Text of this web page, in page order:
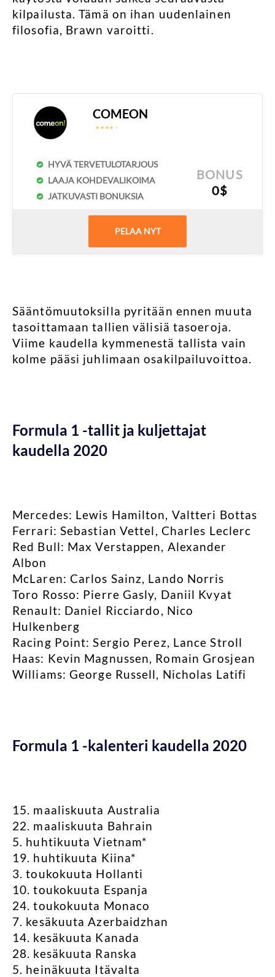
kilpailusta. Tämä on ihan uudenlainen
filosofia, Brawn varoitti.
COMEON
☆ ☆ ☆ ☆ ☆
☆ ☆ ☆ ☆ ☆
HYVÄ TERVETULOTARJOUS
LAAJA KOHDEVALIKOIMA
JATKUVASTI BONUKSIA
BONUS
0$
PELAA NYT
Sääntömuutoksilla pyritään ennen muuta
tasoittamaan tallien välisiä tasoeroja.
Viime kaudella kymmenestä tallista vain
kolme pääsi juhlimaan osakilpailuvoittoa.
Formula 1 -tallit ja kuljettajat
kaudella 2020
Mercedes: Lewis Hamilton, Valtteri Bottas
Ferrari: Sebastian Vettel, Charles Leclerc
Red Bull: Max Verstappen, Alexander
Albon
McLaren: Carlos Sainz, Lando Norris
Toro Rosso: Pierre Gasly, Daniil Kvyat
Renault: Daniel Ricciardo, Nico
Hulkenberg
Racing Point: Sergio Perez, Lance Stroll
Haas: Kevin Magnussen, Romain Grosjean
Williams: George Russell, Nicholas Latifi
Formula 1 -kalenteri kaudella 2020
15. maaliskuuta Australia
22. maaliskuuta Bahrain
5. huhtikuuta Vietnam*
19. huhtikuuta Kiina*
3. toukokuuta Hollanti
10. toukokuuta Espanja
24. toukokuuta Monaco
7. kesäkuuta Azerbaidzhan
14. kesäkuuta Kanada
28. kesäkuuta Ranska
5. heinäkuuta Itävalta